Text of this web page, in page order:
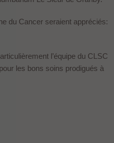
du Cancer seraient appréciés:
l’équipe du CLSC
les bons soins prodigués à